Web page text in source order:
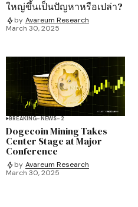
ใหญ่ขึ้นเป็นปัญหาหรือเปล่า?
by Avareum Research
March 30, 2025
BREAKING-NEWS-2
Dogecoin Mining Takes
Center Stage at Major
Conference
by Avareum Research
March 30, 2025